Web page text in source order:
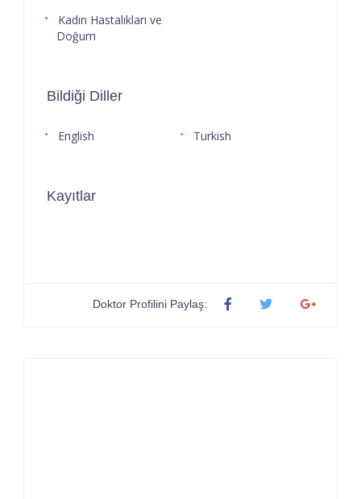
Kadın Hastalıkları ve
Doğum
Bildiği Diller
English Turkish
Kayıtlar
Doktor Profilini Paylaş: